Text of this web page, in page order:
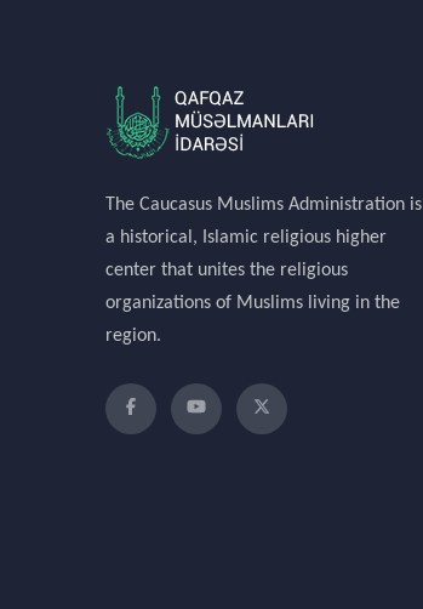
The Caucasus Muslims Administration is
a historical, Islamic religious higher
center that unites the religious
organizations of Muslims living in the
region.